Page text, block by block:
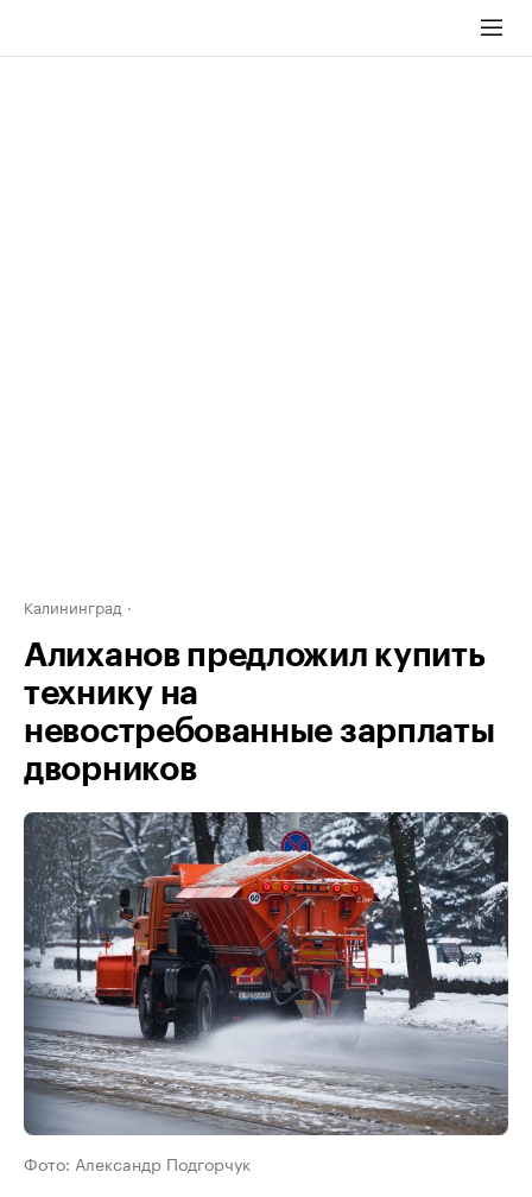
Калининград
Алиханов предложил купить
технику на
невостребованные зарплаты
дворников
Фото: Александр Подгорчук